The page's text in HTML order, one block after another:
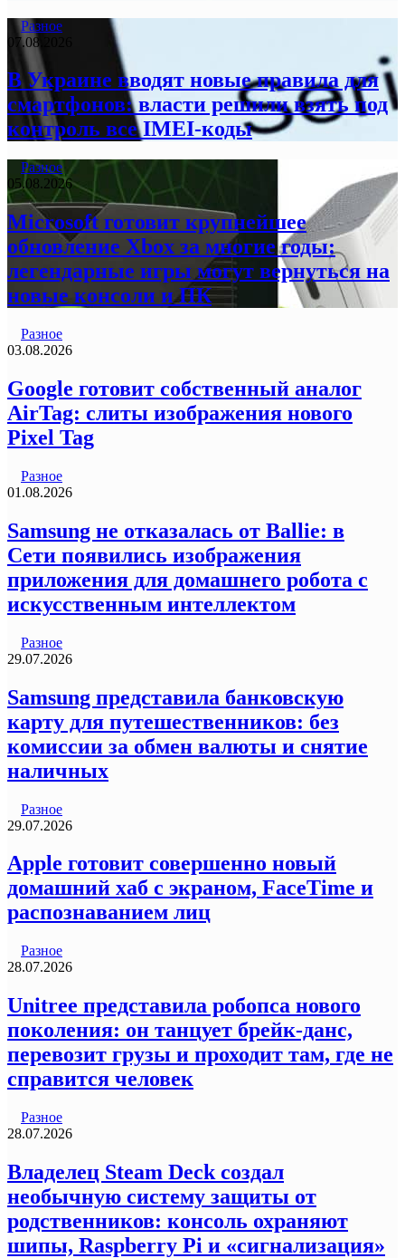
Разное
07.08.2026
В Украине вводят новые правила для
смартфонов: власти решили взять под
контроль все IMEI-коды
Разное
05.08.2026
Microsoft готовит крупнейшее
обновление Xbox за многие годы:
легендарные игры могут вернуться на
новые консоли и ПК
Разное
03.08.2026
Google готовит собственный аналог
AirTag: слиты изображения нового
Pixel Tag
Разное
01.08.2026
Samsung не отказалась от Ballie: в
Сети появились изображения
приложения для домашнего робота с
искусственным интеллектом
Разное
29.07.2026
Samsung представила банковскую
карту для путешественников: без
комиссии за обмен валюты и снятие
наличных
Разное
29.07.2026
Apple готовит совершенно новый
домашний хаб с экраном, FaceTime и
распознаванием лиц
Разное
28.07.2026
Unitree представила робопса нового
поколения: он танцует брейк-данс,
перевозит грузы и проходит там, где не
справится человек
Разное
28.07.2026
Владелец Steam Deck создал
необычную систему защиты от
родственников: консоль охраняют
шипы, Raspberry Pi и «сигнализация»